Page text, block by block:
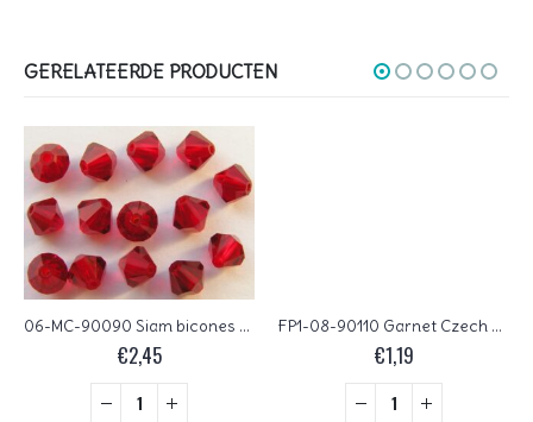
GERELATEERDE PRODUCTEN
06-MC-90090 Siam bicones 6 mm 24 stuks
€2,45
FP1-08-90110 Garnet Czech Glass Facet Firepolish 8 mm 15 stuks
€1,19